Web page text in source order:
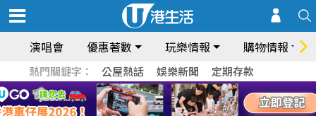
演唱會 優惠著數 玩樂情報 購物情報
熱門關鍵字： 公屋熱話 娛樂新聞 定期存款